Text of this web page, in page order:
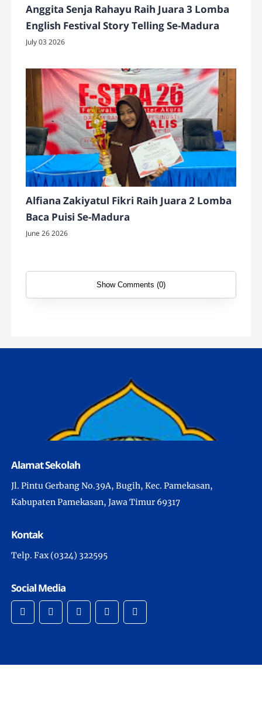
Anggita Senja Rahayu Raih Juara 3 Lomba
English Festival Story Telling Se-Madura
July 03 2026
Alfiana Zakiyatul Fikri Raih Juara 2 Lomba
Baca Puisi Se-Madura
June 26 2026
Show Comments (0)
Alamat Sekolah
Jl. Pintu Gerbang No.39A, Bugih, Kec. Pamekasan,
Kabupaten Pamekasan, Jawa Timur 69317
Kontak
Telp. Fax (0324) 322595
Social Media